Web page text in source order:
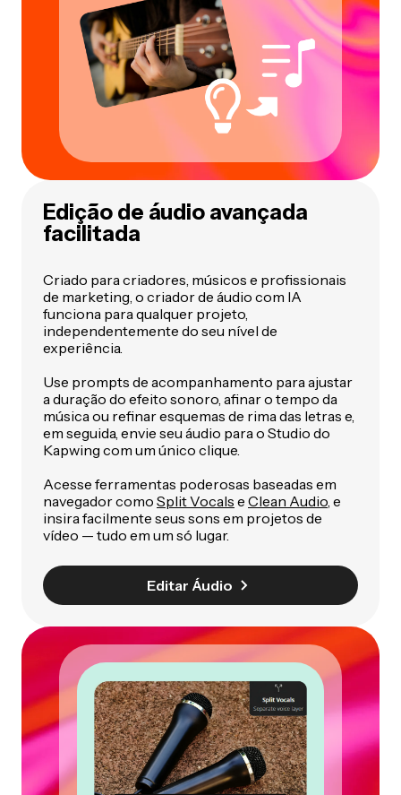
Edição de áudio avançada
facilitada
Criado para criadores, músicos e profissionais
de marketing, o criador de áudio com IA
funciona para qualquer projeto,
independentemente do seu nível de
experiência.
Use prompts de acompanhamento para ajustar
a duração do efeito sonoro, afinar o tempo da
música ou refinar esquemas de rima das letras e,
em seguida, envie seu áudio para o Studio do
Kapwing com um único clique.
Acesse ferramentas poderosas baseadas em
navegador como Split Vocals e Clean Audio , e
insira facilmente seus sons em projetos de
vídeo — tudo em um só lugar.
Editar Áudio